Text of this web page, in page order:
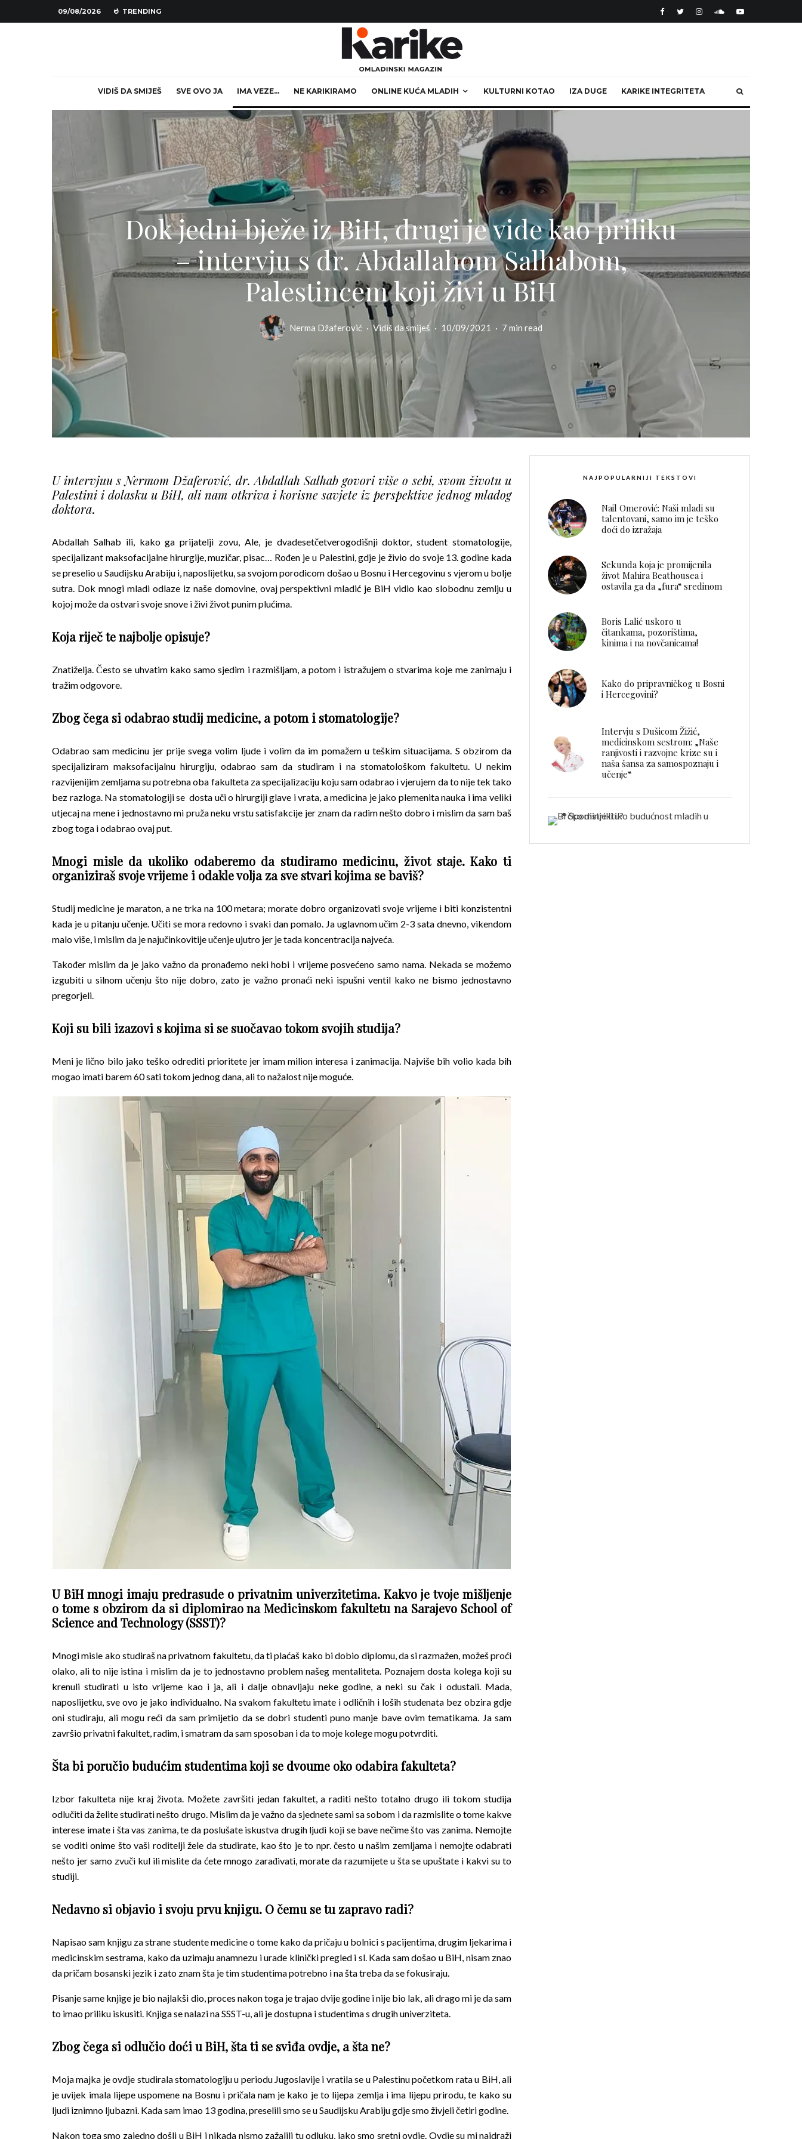
09/08/2026 TRENDING
VIDIŠ DA SMIJEŠ SVE OVO JA IMA VEZE… NE KARIKIRAMO ONLINE KUĆA MLADIH KULTURNI KOTAO IZA DUGE KARIKE INTEGRITETA
Dok jedni bježe iz BiH, drugi je vide kao priliku
– intervju s dr. Abdallahom Salhabom,
Palestincem koji živi u BiH
Nerma Džaferović · Vidiš da smiješ · 10/09/2021 · 7 min read
U intervjuu s Nermom Džaferović, dr. Abdallah Salhab govori više o sebi, svom životu u
Palestini i dolasku u BiH, ali nam otkriva i korisne savjete iz perspektive jednog mladog
doktora.
Abdallah Salhab ili, kako ga prijatelji zovu, Ale, je dvadesetčetverogodišnji doktor, student stomatologije,
specijalizant maksofacijalne hirurgije, muzičar, pisac… Rođen je u Palestini, gdje je živio do svoje 13. godine kada
se preselio u Saudijsku Arabiju i, naposlijetku, sa svojom porodicom došao u Bosnu i Hercegovinu s vjerom u bolje
sutra. Dok mnogi mladi odlaze iz naše domovine, ovaj perspektivni mladić je BiH vidio kao slobodnu zemlju u
kojoj može da ostvari svoje snove i živi život punim plućima.
Koja riječ te najbolje opisuje?
Znatiželja. Često se uhvatim kako samo sjedim i razmišljam, a potom i istražujem o stvarima koje me zanimaju i
tražim odgovore.
Zbog čega si odabrao studij medicine, a potom i stomatologije?
Odabrao sam medicinu jer prije svega volim ljude i volim da im pomažem u teškim situacijama. S obzirom da
specijaliziram maksofacijalnu hirurgiju, odabrao sam da studiram i na stomatološkom fakultetu. U nekim
razvijenijim zemljama su potrebna oba fakulteta za specijalizaciju koju sam odabrao i vjerujem da to nije tek tako
bez razloga. Na stomatologiji se dosta uči o hirurgiji glave i vrata, a medicina je jako plemenita nauka i ima veliki
utjecaj na mene i jednostavno mi pruža neku vrstu satisfakcije jer znam da radim nešto dobro i mislim da sam baš
zbog toga i odabrao ovaj put.
Mnogi misle da ukoliko odaberemo da studiramo medicinu, život staje. Kako ti
organiziraš svoje vrijeme i odakle volja za sve stvari kojima se baviš?
Studij medicine je maraton, a ne trka na 100 metara; morate dobro organizovati svoje vrijeme i biti konzistentni
kada je u pitanju učenje. Učiti se mora redovno i svaki dan pomalo. Ja uglavnom učim 2-3 sata dnevno, vikendom
malo više, i mislim da je najučinkovitije učenje ujutro jer je tada koncentracija najveća.
Također mislim da je jako važno da pronađemo neki hobi i vrijeme posvećeno samo nama. Nekada se možemo
izgubiti u silnom učenju što nije dobro, zato je važno pronaći neki ispušni ventil kako ne bismo jednostavno
pregorjeli.
Koji su bili izazovi s kojima si se suočavao tokom svojih studija?
Meni je lično bilo jako teško odrediti prioritete jer imam milion interesa i zanimacija. Najviše bih volio kada bih
mogao imati barem 60 sati tokom jednog dana, ali to nažalost nije moguće.
U BiH mnogi imaju predrasude o privatnim univerzitetima. Kakvo je tvoje mišljenje
o tome s obzirom da si diplomirao na Medicinskom fakultetu na Sarajevo School of
Science and Technology (SSST)?
Mnogi misle ako studiraš na privatnom fakultetu, da ti plaćaš kako bi dobio diplomu, da si razmažen, možeš proći
olako, ali to nije istina i mislim da je to jednostavno problem našeg mentaliteta. Poznajem dosta kolega koji su
krenuli studirati u isto vrijeme kao i ja, ali i dalje obnavljaju neke godine, a neki su čak i odustali. Mada,
naposlijetku, sve ovo je jako individualno. Na svakom fakultetu imate i odličnih i loših studenata bez obzira gdje
oni studiraju, ali mogu reći da sam primijetio da se dobri studenti puno manje bave ovim tematikama. Ja sam
završio privatni fakultet, radim, i smatram da sam sposoban i da to moje kolege mogu potvrditi.
Šta bi poručio budućim studentima koji se dvoume oko odabira fakulteta?
Izbor fakulteta nije kraj života. Možete završiti jedan fakultet, a raditi nešto totalno drugo ili tokom studija
odlučiti da želite studirati nešto drugo. Mislim da je važno da sjednete sami sa sobom i da razmislite o tome kakve
interese imate i šta vas zanima, te da poslušate iskustva drugih ljudi koji se bave nečime što vas zanima. Nemojte
se voditi onime što vaši roditelji žele da studirate, kao što je to npr. često u našim zemljama i nemojte odabrati
nešto jer samo zvuči kul ili mislite da ćete mnogo zarađivati, morate da razumijete u šta se upuštate i kakvi su to
studiji.
Nedavno si objavio i svoju prvu knjigu. O čemu se tu zapravo radi?
Napisao sam knjigu za strane studente medicine o tome kako da pričaju u bolnici s pacijentima, drugim ljekarima i
medicinskim sestrama, kako da uzimaju anamnezu i urade klinički pregled i sl. Kada sam došao u BiH, nisam znao
da pričam bosanski jezik i zato znam šta je tim studentima potrebno i na šta treba da se fokusiraju.
Pisanje same knjige je bio najlakši dio, proces nakon toga je trajao dvije godine i nije bio lak, ali drago mi je da sam
to imao priliku iskusiti. Knjiga se nalazi na SSST-u, ali je dostupna i studentima s drugih univerziteta.
Zbog čega si odlučio doći u BiH, šta ti se sviđa ovdje, a šta ne?
Moja majka je ovdje studirala stomatologiju u periodu Jugoslavije i vratila se u Palestinu početkom rata u BiH, ali
je uvijek imala lijepe uspomene na Bosnu i pričala nam je kako je to lijepa zemlja i ima lijepu prirodu, te kako su
ljudi iznimno ljubazni. Kada sam imao 13 godina, preselili smo se u Saudijsku Arabiju gdje smo živjeli četiri godine.
Nakon toga smo zajedno došli u BiH i nikada nismo zažalili tu odluku, jako smo sretni ovdje. Ovdje su mi najdraži
NAJPOPULARNIJI TEKSTOVI
Nail Omerović: Naši mladi su
talentovani, samo im je teško
doći do izražaja
Sekunda koja je promijenila
život Mahira Beathousea i
ostavila ga da „fura“ sredinom
Boris Lalić uskoro u
čitankama, pozorištima,
kinima i na novčanicama!
Kako do pripravničkog u Bosni
i Hercegovini?
Intervju s Dušicom Žižić,
medicinskom sestrom: „Naše
ranjivosti i razvojne krize su i
naša šansa za samospoznaju i
učenje“